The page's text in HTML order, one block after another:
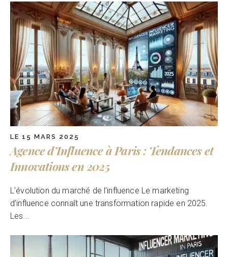
LE 15 MARS 2025
Agence d’Influence à Paris : Tendances et
Innovations en 2025
L’évolution du marché de l’influence Le marketing
d’influence connaît une transformation rapide en 2025.
Les...